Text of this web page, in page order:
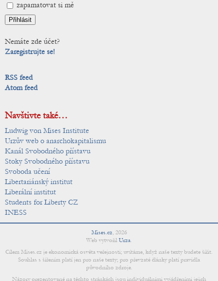
zapamatovat si mě
Nemáte zde účet?
Zaregistrujte se!
RSS feed
Atom feed
Navštivte také…
Ludwig von Mises Institute
Urzův web o anarchokapitalismu
Kanál Svobodného přístavu
Stoky Svobodného přístavu
Svoboda učení
Libertariánský institut
Liberální institut
Students for Liberty CZ
INESS
Mises.cz, 2026
Web vytvořil Urza.
Cílem Mises.cz je ekonomická osvěta veřejnosti; uvítáme, když naše texty budete šířit.
Souhlas s šířením platí jen pro naše texty; pro převzaté články platí pravidla
původního zdroje.
Názory prezentované na těchto stránkách jsou individuálními vyjádřeními jejich